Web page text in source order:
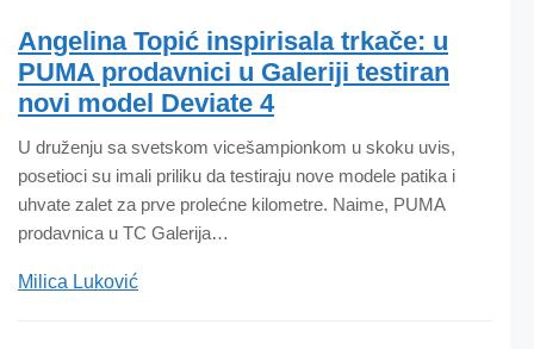
Angelina Topić inspirisala trkače: u
PUMA prodavnici u Galeriji testiran
novi model Deviate 4
U druženju sa svetskom vicešampionkom u skoku uvis,
posetioci su imali priliku da testiraju nove modele patika i
uhvate zalet za prve prolećne kilometre. Naime, PUMA
prodavnica u TC Galerija…
Milica Luković